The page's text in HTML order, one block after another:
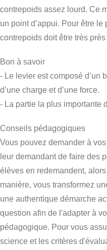
contrepoids assez lourd. Ce
un point d’appui. Pour être
contrepoids doit être très près
Bon à savoir
- Le levier est composé d’un
d’une charge et d’une force.
- La partie la plus importante
Conseils pédagogiques
Vous pouvez demander à
leur demandant de faire des
élèves en redemandent,
manière, vous transformez
une authentique démarche
question afin de l'adapter à
pédagogique. Pour vous
science et les critères